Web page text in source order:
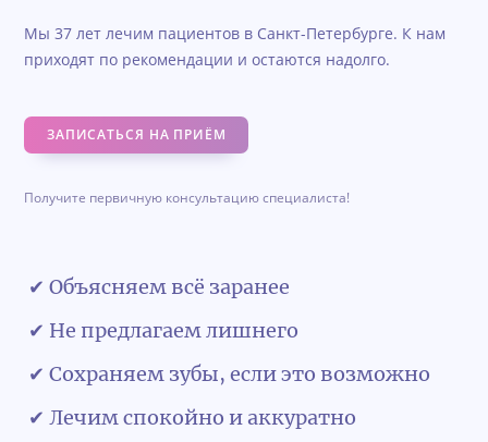
Мы 37 лет лечим пациентов в Санкт-Петербурге. К нам
приходят по рекомендации и остаются надолго.
ЗАПИСАТЬСЯ НА ПРИЁМ
Получите первичную консультацию специалиста!
✔ Объясняем всё заранее
✔ Не предлагаем лишнего
✔ Сохраняем зубы, если это возможно
✔ Лечим спокойно и аккуратно